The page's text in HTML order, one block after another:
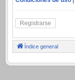
Registrarse
Índice general
.